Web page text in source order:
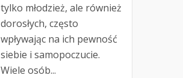
tylko młodzież, ale również
dorosłych, często
wpływając na ich pewność
siebie i samopoczucie.
Wiele osób...